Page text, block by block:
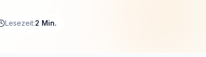
Lesezeit:2 Min.